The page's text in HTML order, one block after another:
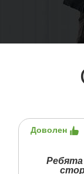
Доволен
Ребята